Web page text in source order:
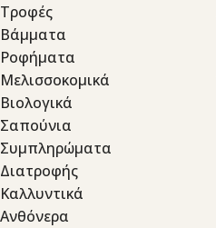
Τροφές
Βάμματα
Ροφήματα
Μελισσοκομικά
Βιολογικά
Σαπούνια
Συμπληρώματα
Διατροφής
Καλλυντικά
Ανθόνερα